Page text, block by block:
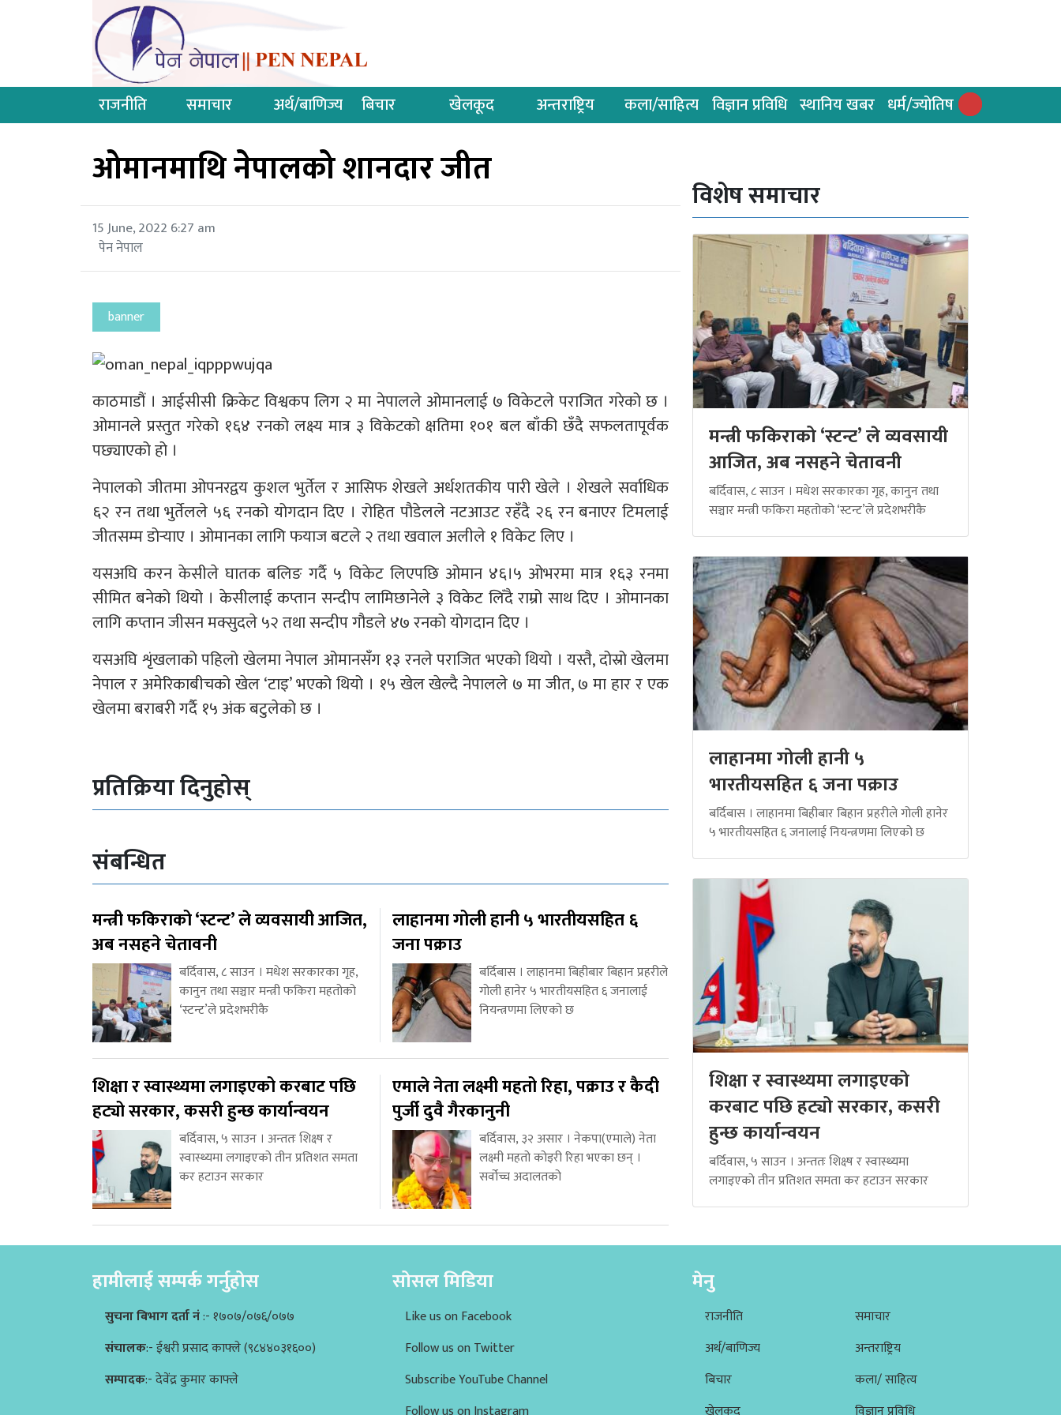
राजनीति समाचार अर्थ/बाणिज्य बिचार खेलकूद अन्तराष्ट्रिय कला/साहित्य विज्ञान प्रविधि स्थानिय खबर धर्म/ज्योतिष
ओमानमाथि नेपालको शानदार जीत
15 June, 2022 6:27 am
पेन नेपाल
banner
काठमाडौं । आईसीसी क्रिकेट विश्वकप लिग २ मा नेपालले ओमानलाई ७ विकेटले पराजित गरेको छ ।
ओमानले प्रस्तुत गरेको १६४ रनको लक्ष्य मात्र ३ विकेटको क्षतिमा १०१ बल बाँकी छँदै सफलतापूर्वक
पछ्याएको हो ।
नेपालको जीतमा ओपनरद्वय कुशल भुर्तेल र आसिफ शेखले अर्धशतकीय पारी खेले । शेखले सर्वाधिक
६२ रन तथा भुर्तेलले ५६ रनको योगदान दिए । रोहित पौडेलले नटआउट रहँदै २६ रन बनाएर टिमलाई
जीतसम्म डोर्‍याए । ओमानका लागि फयाज बटले २ तथा खवाल अलीले १ विकेट लिए ।
यसअघि करन केसीले घातक बलिङ गर्दै ५ विकेट लिएपछि ओमान ४६।५ ओभरमा मात्र १६३ रनमा
सीमित बनेको थियो । केसीलाई कप्तान सन्दीप लामिछानेले ३ विकेट लिँदै राम्रो साथ दिए । ओमानका
लागि कप्तान जीसन मक्सुदले ५२ तथा सन्दीप गौडले ४७ रनको योगदान दिए ।
यसअघि शृंखलाको पहिलो खेलमा नेपाल ओमानसँग १३ रनले पराजित भएको थियो । यस्तै, दोस्रो खेलमा
नेपाल र अमेरिकाबीचको खेल ‘टाइ’ भएको थियो । १५ खेल खेल्दै नेपालले ७ मा जीत, ७ मा हार र एक
खेलमा बराबरी गर्दै १५ अंक बटुलेको छ ।
प्रतिक्रिया दिनुहोस्
संबन्धित
मन्त्री फकिराको ‘स्टन्ट’ ले व्यवसायी आजित,
अब नसहने चेतावनी
बर्दिवास, ८ साउन । मधेश सरकारका गृह,
कानुन तथा सञ्चार मन्त्री फकिरा महतोको
‘स्टन्ट’ले प्रदेशभरीकै
लाहानमा गोली हानी ५ भारतीयसहित ६
जना पक्राउ
बर्दिबास । लाहानमा बिहीबार बिहान प्रहरीले
गोली हानेर ५ भारतीयसहित ६ जनालाई
नियन्त्रणमा लिएको छ
शिक्षा र स्वास्थ्यमा लगाइएको करबाट पछि
हट्यो सरकार, कसरी हुन्छ कार्यान्वयन
बर्दिवास, ५ साउन । अन्ततः शिक्ष्ष र
स्वास्थ्यमा लगाइएको तीन प्रतिशत समता
कर हटाउन सरकार
एमाले नेता लक्ष्मी महतो रिहा, पक्राउ र कैदी
पुर्जी दुवै गैरकानुनी
बर्दिवास, ३२ असार । नेकपा(एमाले) नेता
लक्ष्मी महतो कोइरी रिहा भएका छन् ।
सर्वोच्च अदालतको
विशेष समाचार
मन्त्री फकिराको ‘स्टन्ट’ ले व्यवसायी
आजित, अब नसहने चेतावनी
बर्दिवास, ८ साउन । मधेश सरकारका गृह, कानुन तथा
सञ्चार मन्त्री फकिरा महतोको ‘स्टन्ट’ले प्रदेशभरीकै
लाहानमा गोली हानी ५
भारतीयसहित ६ जना पक्राउ
बर्दिबास । लाहानमा बिहीबार बिहान प्रहरीले गोली हानेर
५ भारतीयसहित ६ जनालाई नियन्त्रणमा लिएको छ
शिक्षा र स्वास्थ्यमा लगाइएको
करबाट पछि हट्यो सरकार, कसरी
हुन्छ कार्यान्वयन
बर्दिवास, ५ साउन । अन्ततः शिक्ष्ष र स्वास्थ्यमा
लगाइएको तीन प्रतिशत समता कर हटाउन सरकार
हामीलाई सम्पर्क गर्नुहोस
सुचना बिभाग दर्ता नं:- १७०७/०७६/०७७
संचालक:- ईश्वरी प्रसाद काफ्ले (९८४४०३१६००)
सम्पादक:- देवेंद्र कुमार काफ्ले
सोसल मिडिया
Like us on Facebook
Follow us on Twitter
Subscribe YouTube Channel
मेनु
राजनीति
अर्थ/बाणिज्य
बिचार
समाचार
अन्तराष्ट्रिय
कला/ साहित्य